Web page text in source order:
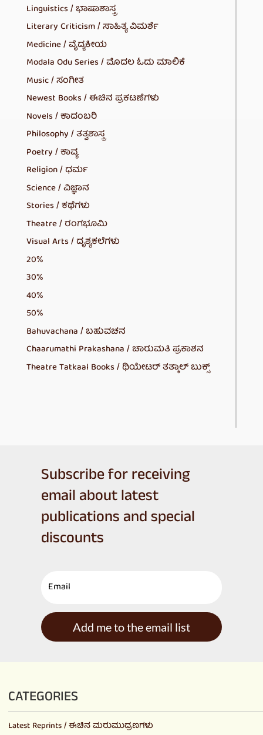
Linguistics / ಭಾಷಾಶಾಸ್ತ್ರ
Literary Criticism / ಸಾಹಿತ್ಯ ವಿಮರ್ಶೆ
Medicine / ವೈದ್ಯಕೀಯ
Modala Odu Series / ಮೊದಲ ಓದು ಮಾಲಿಕೆ
Music / ಸಂಗೀತ
Newest Books / ಈಚಿನ ಪ್ರಕಟಣೆಗಳು
Novels / ಕಾದಂಬರಿ
Philosophy / ತತ್ವಶಾಸ್ತ್ರ
Poetry / ಕಾವ್ಯ
Religion / ಧರ್ಮ
Science / ವಿಜ್ಞಾನ
Stories / ಕಥೆಗಳು
Theatre / ರಂಗಭೂಮಿ
Visual Arts / ದೃಶ್ಯಕಲೆಗಳು
20%
30%
40%
50%
Bahuvachana / ಬಹುವಚನ
Chaarumathi Prakashana / ಚಾರುಮತಿ ಪ್ರಕಾಶನ
Theatre Tatkaal Books / ಥಿಯೇಟರ್ ತತ್ಕಾಲ್ ಬುಕ್ಸ್
Subscribe for receiving
email about latest
publications and special
discounts
Add me to the email list
CATEGORIES
Latest Reprints / ಈಚಿನ ಮರುಮುದ್ರಣಗಳು